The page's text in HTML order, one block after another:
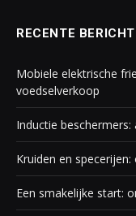
RECENTE
Mobiele elektrische
voedselverkoop
Inductie
Kruiden en
Een smakelijke start: